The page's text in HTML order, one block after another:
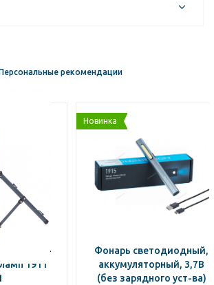
Персональные рекомендации
1911
Новинка
Фонарь светодиодный,
аккумуляторный, 3,7В
(без зарядного уст-ва)